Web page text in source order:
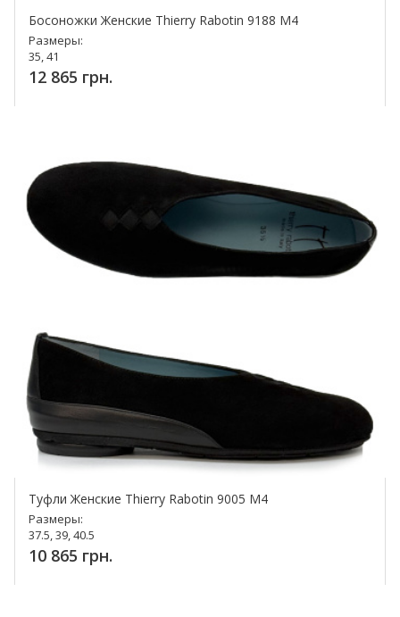
Босоножки Женские Thierry Rabotin 9188 M4
Размеры:
35, 41
12 865 грн.
Туфли Женские Thierry Rabotin 9005 M4
Размеры:
37.5, 39, 40.5
10 865 грн.